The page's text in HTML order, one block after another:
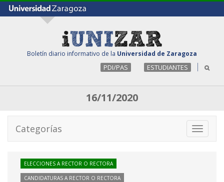
Boletín diario informativo de la Universidad de Zaragoza
PDI/PAS ESTUDIANTES
16/11/2020
Toggle
Categorías
ELECCIONES A RECTOR O RECTORA
CANDIDATURAS A RECTOR O RECTORA